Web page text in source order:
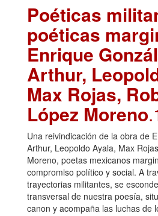
Poéticas
poéticas
Enrique
Arthur,
Max Rojas,
López Moreno
Una reivindicación de la obra de
Arthur, Leopoldo Ayala, Max
Moreno, poetas mexicanos
compromiso político y social. A
trayectorias militantes, se
transversal de nuestra poesía,
canon y acompaña las luchas de